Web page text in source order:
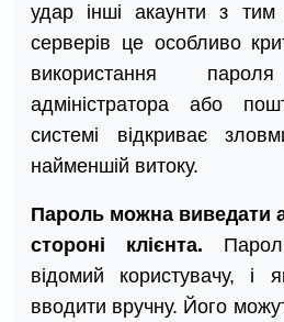
удар інші акаунти з
серверів це особливо
використання
адміністратора або
системі відкриває
найменшій витоку.
Пароль можна виведати
стороні клієнта.
відомий користувачу, і
вводити вручну. Його